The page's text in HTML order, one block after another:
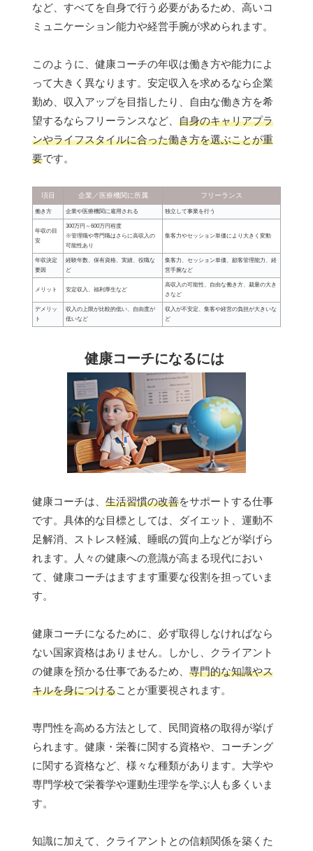
など、すべてを自身で行う必要があるため、高いコ
ミュニケーション能力や経営手腕が求められます。
このように、健康コーチの年収は働き方や能力によ
って大きく異なります。安定収入を求めるなら企業
勤め、収入アップを目指したり、自由な働き方を希
望するならフリーランスなど、 自身のキャリアプラ
ンやライフスタイルに合った働き方を選ぶことが重
要です。
項目 企業／医療機関に所属 フリーランス
働き方 企業や医療機関に雇用される 独立して事業を行う
年収の目
安
300万円～600万円程度
※管理職や専門職はさらに高収入の
可能性あり
集客力やセッション単価により大きく変動
年収決定
要因
経験年数、保有資格、実績、役職な
ど
集客力、セッション単価、顧客管理能力、経
営手腕など
メリット 安定収入、福利厚生など
高収入の可能性、自由な働き方、裁量の大き
さなど
デメリッ
ト
収入の上限が比較的低い、自由度が
低いなど
収入が不安定、集客や経営の負担が大きいな
ど
健康コーチになるには
健康コーチは、 生活習慣の改善をサポートする仕事
です。具体的な目標としては、ダイエット、運動不
足解消、ストレス軽減、睡眠の質向上などが挙げら
れます。人々の健康への意識が高まる現代におい
て、健康コーチはますます重要な役割を担っていま
す。
健康コーチになるために、必ず取得しなければなら
ない国家資格はありません。しかし、クライアント
の健康を預かる仕事であるため、 専門的な知識やス
キルを身につけることが重要視されます。
専門性を高める方法として、民間資格の取得が挙げ
られます。健康・栄養に関する資格や、コーチング
に関する資格など、様々な種類があります。大学や
専門学校で栄養学や運動生理学を学ぶ人も多くいま
す。
知識に加えて、クライアントとの信頼関係を築くた